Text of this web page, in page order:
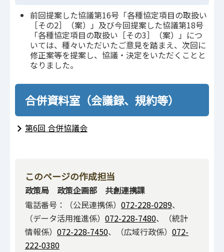
前回提案した協議第16号「各種協定項目の取扱い
［その2］（案）」及び今回提案した協議第18号
「各種協定項目の取扱い［その3］（案）」につ
いては、種々いただいたご意見を踏まえ、次回に
修正案等を提案し、協議・決定をいただくことと
なりました。
合併資料室（会議録、規約等）
第6回 合併協議会
このページの作成担当
政策局 政策企画部 共創連携課
電話番号：（公民連携係） 072-228-0289、
（データ活用推進係） 072-228-7480、（統計
情報係） 072-228-7450、（広域行政係） 072-
222-0380